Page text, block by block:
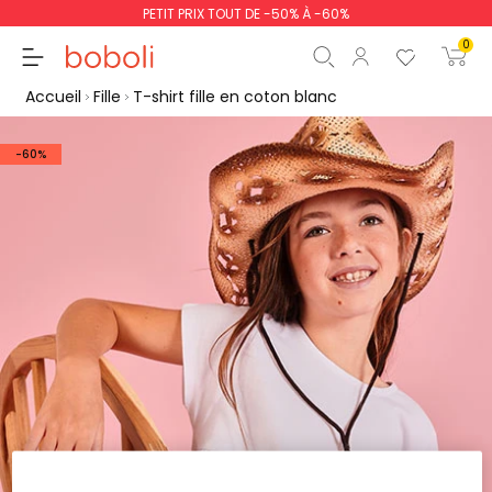
PETIT PRIX TOUT DE -50% À -60%
0
0,00 €
0,00 €
poursuit Commencer la
Accueil Fille T-shirt fille en coton blanc
-60%